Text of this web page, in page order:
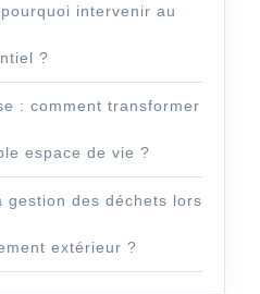
intervenir au
?
: comment transformer
espace de vie ?
gestion des déchets lors
extérieur ?